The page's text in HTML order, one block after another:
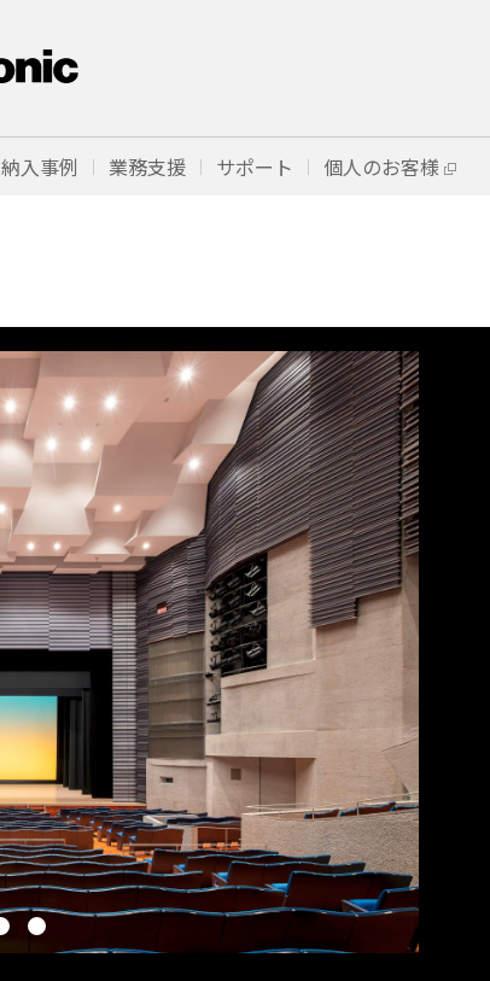
納入事例 業務支援 サポート 個人のお客様